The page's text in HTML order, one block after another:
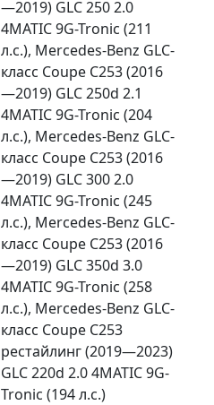
—2019) GLC 250 2.0
4MATIC 9G-Tronic (211
л.с.), Mercedes-Benz GLC-
класс Coupe C253 (2016
—2019) GLC 250d 2.1
4MATIC 9G-Tronic (204
л.с.), Mercedes-Benz GLC-
класс Coupe C253 (2016
—2019) GLC 300 2.0
4MATIC 9G-Tronic (245
л.с.), Mercedes-Benz GLC-
класс Coupe C253 (2016
—2019) GLC 350d 3.0
4MATIC 9G-Tronic (258
л.с.), Mercedes-Benz GLC-
класс Coupe C253
рестайлинг (2019—2023)
GLC 220d 2.0 4MATIC 9G-
Tronic (194 л.с.)